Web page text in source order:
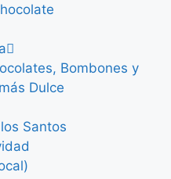
Bombones y
Dulce
Santos